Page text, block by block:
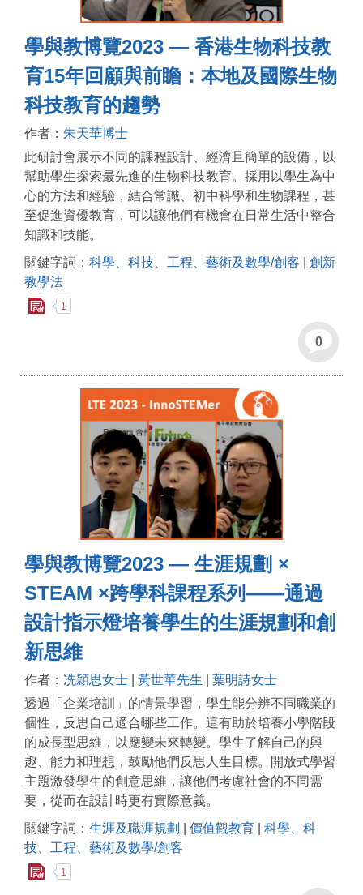
學與教博覽2023 — 香港生物科技教
育15年回顧與前瞻：本地及國際生物
科技教育的趨勢
作者： 朱天華博士
此研討會展示不同的課程設計、經濟且簡單的設備，以
幫助學生探索最先進的生物科技教育。採用以學生為中
心的方法和經驗，結合常識、初中科學和生物課程，甚
至促進資優教育，可以讓他們有機會在日常生活中整合
知識和技能。
關鍵字詞： 科學、科技、工程、藝術及數學/創客
創新
教學法
1
0
學與教博覽2023 — 生涯規劃 ×
STEAM ×跨學科課程系列——通過
設計指示燈培養學生的生涯規劃和創
新思維
作者： 冼頴思女士 黃世華先生
葉明詩女士
透過「企業培訓」的情景學習，學生能分辨不同職業的
個性，反思自己適合哪些工作。這有助於培養小學階段
的成長型思維，以應變未來轉變。學生了解自己的興
趣、能力和理想，鼓勵他們反思人生目標。開放式學習
主題激發學生的創意思維，讓他們考慮社會的不同需
要，從而在設計時更有實際意義。
關鍵字詞： 生涯及職涯規劃 價值觀教育
科學、科
技、工程、藝術及數學/創客
1